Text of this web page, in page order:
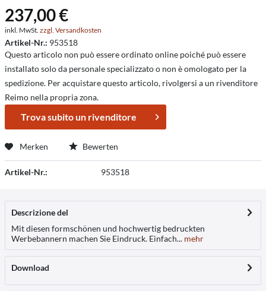
237,00 €
inkl. MwSt. zzgl. Versandkosten
Artikel-Nr.: 953518
Questo articolo non può essere ordinato online poiché può essere
installato solo da personale specializzato o non è omologato per la
spedizione. Per acquistare questo articolo, rivolgersi a un rivenditore
Reimo nella propria zona.
Trova subito un rivenditore
Merken Bewerten
Artikel-Nr.: 953518
Descrizione del
Mit diesen formschönen und hochwertig bedruckten
Werbebannern machen Sie Eindruck. Einfach... mehr
Download